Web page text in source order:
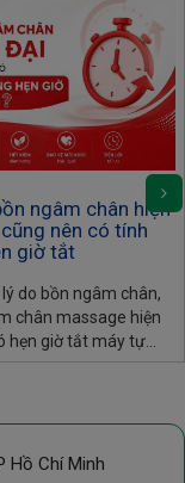
ngâm chân hiện
nên có tính
giờ tắt
do bồn ngâm chân,
chân massage hiện
hẹn giờ tắt máy tự
điện, bảo vệ sức
Hồ Chí Minh